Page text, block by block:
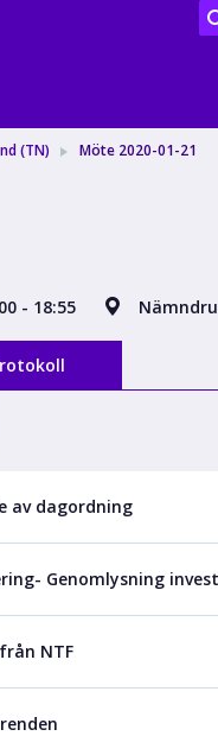
(TN) Möte 2020-01-21
- 18:55
av dagordning
Genomlysning
NTF